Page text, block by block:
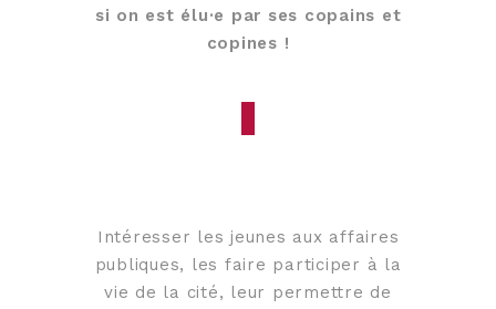
si on est élu·e par ses copains et
copines !
Intéresser les jeunes aux affaires
publiques, les faire participer à la
vie de la cité, leur permettre de